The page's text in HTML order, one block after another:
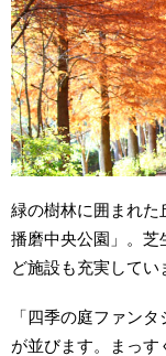
緑の樹林に囲まれた
播磨中央公園」。芝
ど施設も充実してい
「四季の庭ファン
が並びます。まっ